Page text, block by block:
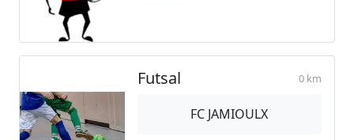
Futsal 0 km
FC JAMIOULX